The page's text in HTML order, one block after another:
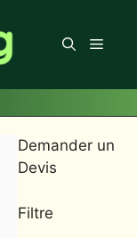
Menu
Demander un
Devis
Filtre